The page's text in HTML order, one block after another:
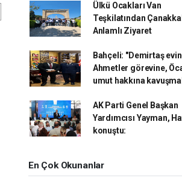
Ülkü Ocakları Van
Teşkilatından
Anlamlı Ziyaret
Bahçeli: "Demirtaş
Ahmetler görevine,
umut hakkına
AK Parti Genel Başkan
Yardımcısı Yayman,
konuştu:
En Çok Okunanlar